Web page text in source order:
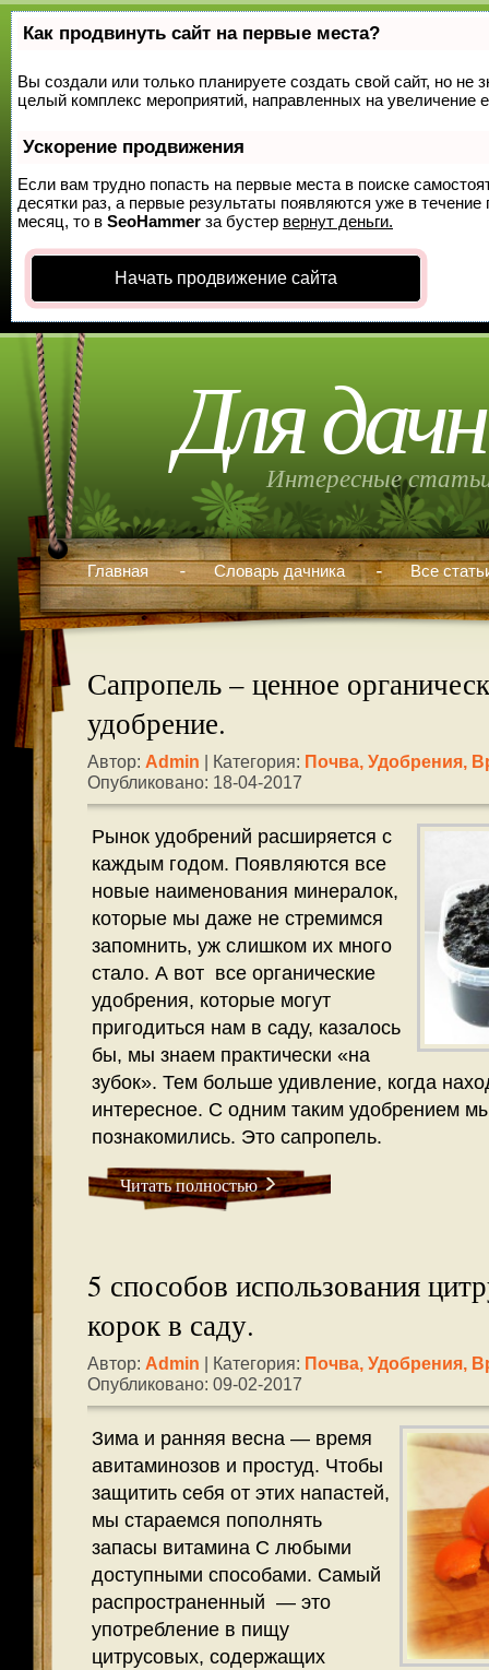
Как продвинуть сайт на первые места?
Вы создали или только планируете создать свой сайт, но не
целый комплекс мероприятий, направленных на увеличение
Ускорение продвижения
Если вам трудно попасть на первые места в поиске
десятки раз, а первые результаты появляются уже в
месяц, то в SeoHammer за бустер вернут деньги.
Начать продвижение сайта
Для
Интересные
Главная Словарь дачника Все
Сапропель – ценное
удобрение.
Автор: Admin | Категория: Почва, Удобрения,
Опубликовано: 18-04-2017
Рынок удобрений расширяется с
каждым годом. Появляются все
новые наименования минералок,
которые мы даже не стремимся
запомнить, уж слишком их много
стало. А вот все органические
удобрения, которые могут
пригодиться нам в саду, казалось
бы, мы знаем практически «на
зубок». Тем больше удивление, когда
интересное. С одним таким удобрением
познакомились. Это сапропель.
Читать полностью
5 способов использования
корок в саду.
Автор: Admin | Категория: Почва, Удобрения,
Опубликовано: 09-02-2017
Зима и ранняя весна — время
авитаминозов и простуд. Чтобы
защитить себя от этих напастей,
мы стараемся пополнять
запасы витамина С любыми
доступными способами. Самый
распространенный — это
употребление в пищу
цитрусовых, содержащих